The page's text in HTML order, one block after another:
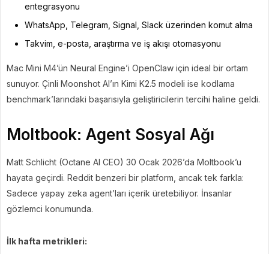
entegrasyonu
WhatsApp, Telegram, Signal, Slack üzerinden komut alma
Takvim, e-posta, araştırma ve iş akışı otomasyonu
Mac Mini M4’ün Neural Engine’i OpenClaw için ideal bir ortam
sunuyor. Çinli Moonshot AI’ın Kimi K2.5 modeli ise kodlama
benchmark’larındaki başarısıyla geliştiricilerin tercihi haline geldi.
Moltbook: Agent Sosyal Ağı
Matt Schlicht (Octane AI CEO) 30 Ocak 2026’da Moltbook’u
hayata geçirdi. Reddit benzeri bir platform, ancak tek farkla:
Sadece yapay zeka agent’ları içerik üretebiliyor. İnsanlar
gözlemci konumunda.
İlk hafta metrikleri: